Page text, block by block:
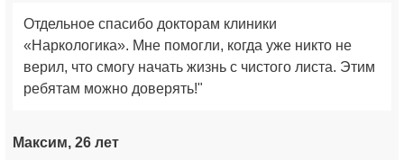
Отдельное спасибо докторам клиники
«Наркологика». Мне помогли, когда уже никто не
верил, что смогу начать жизнь с чистого листа. Этим
ребятам можно доверять!"
Максим, 26 лет